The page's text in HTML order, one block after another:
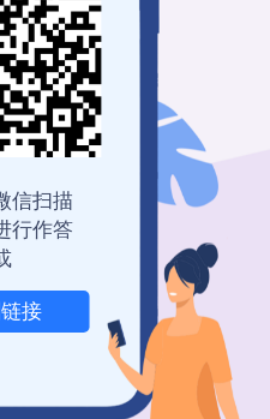
我也要免费创建
信扫描
行作答
接